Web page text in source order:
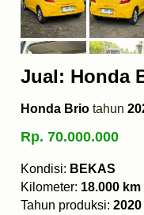
Jual: Honda
Honda Brio tahun
Rp. 70.000.000
Kondisi: BEKAS
Kilometer: 18.000 km
Tahun produksi: 2020